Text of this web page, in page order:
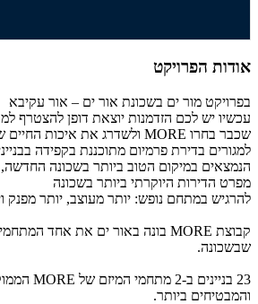
אודות הפרויקט
בפרויקט מור ים בשכונת אור ים – אור עקיבא
עכשיו יש לכם הזדמנות יוצאת דופן להצטרף
שכבר בחרו MORE ולשדרג את איכות החיים
למגורים בדירת פרמיום מתוכננת בקפידה
הנמצאים במיקום הטוב ביותר בשכונה
מפרט הדירות היוקרתי ביותר בשכונה
להרגיש במתחם נופש: יותר מעוצב, יותר מפנק
קבוצת MORE בונה באור ים את אחד
שבשכונה.
23 בניינים ב-2 מתחמי המיזם של MORE
והמבטיחים ביותר.